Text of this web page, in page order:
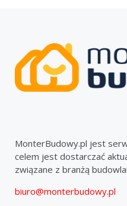
MonterBudowy.pl jest
celem jest dostarczać
związane z branżą
biuro@monterbudowy.pl